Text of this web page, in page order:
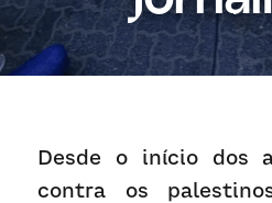
Receba
Desde o início dos
contra os